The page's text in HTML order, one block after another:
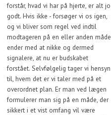
forstår, hvad vi har på hjerte, er alt jo
godt. Hvis ikke - forsøger vi os igen,
og vi bliver som regel ved indtil
modtageren på en eller anden måde
ender med at nikke og dermed
signalere, at nu er budskabet
forstået. Selvfølgelig tager vi hensyn
til, hvem det er vi taler med på et
overordnet plan. Er man ved lægen
formulerer man sig på en måde, der
sikkert i et vist omfang vil være